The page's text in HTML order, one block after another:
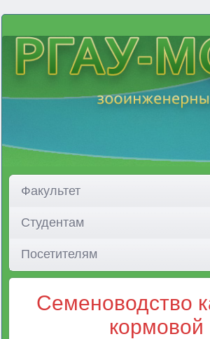
Факультет
Студентам
Посетителям
Семеноводство
кормовой